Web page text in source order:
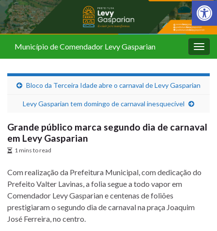
Barra de
Município de Comendador Levy Gasparian
Bloco da Terceira Idade abre o carnaval de Levy Gasparian
Levy Gasparian tem domingo de carnaval inesquecível
Grande público marca segundo dia de carnaval
em Levy Gasparian
1 mins to read
Com realização da Prefeitura Municipal, com dedicação do
Prefeito Valter Lavinas, a folia segue a todo vapor em
Comendador Levy Gasparian e centenas de foliões
prestigiaram o segundo dia de carnaval na praça Joaquim
José Ferreira, no centro.